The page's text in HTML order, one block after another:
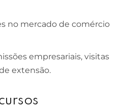
no mercado de comércio
empresariais, visitas
extensão.